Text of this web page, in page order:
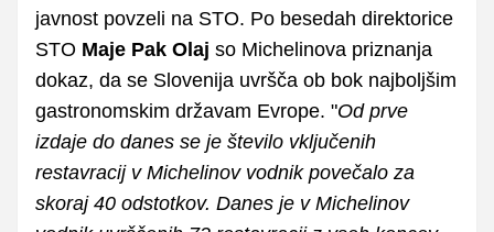
javnost povzeli na STO. Po besedah direktorice
STO Maje Pak Olaj so Michelinova priznanja
dokaz, da se Slovenija uvršča ob bok najboljšim
gastronomskim državam Evrope. "Od prve
izdaje do danes se je število vključenih
restavracij v Michelinov vodnik povečalo za
skoraj 40 odstotkov. Danes je v Michelinov